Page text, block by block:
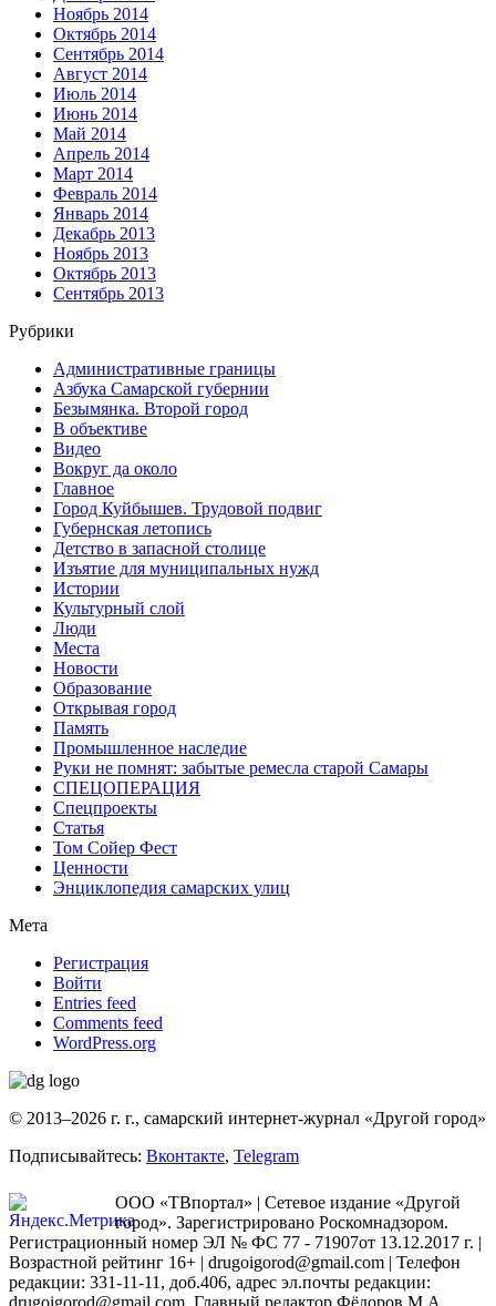
Ноябрь 2014
Октябрь 2014
Сентябрь 2014
Август 2014
Июль 2014
Июнь 2014
Май 2014
Апрель 2014
Март 2014
Февраль 2014
Январь 2014
Декабрь 2013
Ноябрь 2013
Октябрь 2013
Сентябрь 2013
Рубрики
Административные границы
Азбука Самарской губернии
Безымянка. Второй город
В объективе
Видео
Вокруг да около
Главное
Город Куйбышев. Трудовой подвиг
Губернская летопись
Детство в запасной столице
Изъятие для муниципальных нужд
Истории
Культурный слой
Люди
Места
Новости
Образование
Открывая город
Память
Промышленное наследие
Руки не помнят: забытые ремесла старой Самары
СПЕЦОПЕРАЦИЯ
Спецпроекты
Статья
Том Сойер Фест
Ценности
Энциклопедия самарских улиц
Мета
Регистрация
Войти
Entries feed
Comments feed
WordPress.org
© 2013–2026 г. г., самарский интернет-журнал «Другой город»
Подписывайтесь: Вконтакте, Telegram
ООО «ТВпортал» | Сетевое издание «Другой
город». Зарегистрировано Роскомнадзором.
Регистрационный номер ЭЛ № ФС 77 - 71907от 13.12.2017 г. |
Возрастной рейтинг 16+ | drugoigorod@gmail.com | Телефон
редакции: 331-11-11, доб.406, адрес эл.почты редакции:
drugoigorod@gmail.com. Главный редактор Фёдоров М.А.